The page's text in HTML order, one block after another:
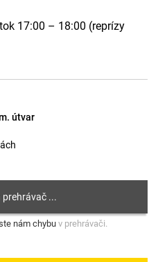
17:00 – 18:00 (reprízy
útvar
nám chybu v prehrávači.